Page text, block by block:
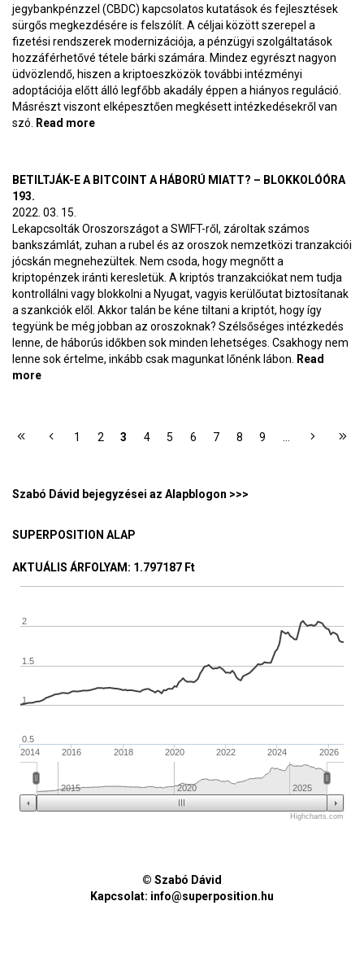
jegybankpénzzel (CBDC) kapcsolatos kutatások és fejlesztések
sürgős megkezdésére is felszólít. A céljai között szerepel a
fizetési rendszerek modernizációja, a pénzügyi szolgáltatások
hozzáférhetővé tétele bárki számára. Mindez egyrészt nagyon
üdvözlendő, hiszen a kriptoeszközök további intézményi
adoptációja előtt álló legfőbb akadály éppen a hiányos reguláció.
Másrészt viszont elképesztően megkésett intézkedésekről van
szó.
Read more
BETILTJÁK-E A BITCOINT A HÁBORÚ MIATT? – BLOKKOLÓÓRA
193.
2022. 03. 15.
Lekapcsolták Oroszországot a SWIFT-ről, zároltak számos
bankszámlát, zuhan a rubel és az oroszok nemzetközi tranzakciói
jócskán megnehezültek. Nem csoda, hogy megnőtt a
kriptopénzek iránti keresletük. A kriptós tranzakciókat nem tudja
kontrollálni vagy blokkolni a Nyugat, vagyis kerülőutat biztosítanak
a szankciók elől. Akkor talán be kéne tiltani a kriptót, hogy így
tegyünk be még jobban az oroszoknak? Szélsőséges intézkedés
lenne, de háborús időkben sok minden lehetséges. Csakhogy nem
lenne sok értelme, inkább csak magunkat lőnénk lábon.
Read
more
OLDALAK 1 2 3 4 5 6 7 8 9
Szabó Dávid bejegyzései az Alapblogon >>>
SUPERPOSITION ALAP
AKTUÁLIS ÁRFOLYAM : 1.797187 Ft
2016 2018 2020 2022 2024 2026
2014
2015 2020 2025
1
1.5
2
0.5
Highcharts.com
© Szabó Dávid
Kapcsolat: info@superposition.hu